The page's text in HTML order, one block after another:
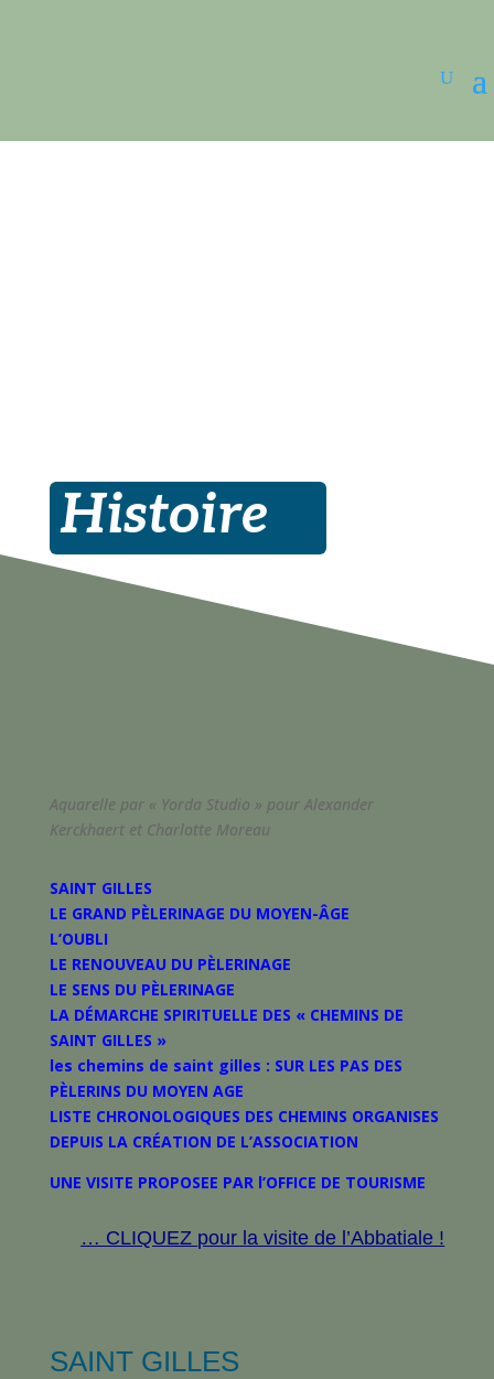
Histoire
Aquarelle par « Yorda Studio » pour Alexander
Kerckhaert et Charlotte Moreau
SAINT GILLES
LE GRAND PÈLERINAGE DU MOYEN-ÂGE
L’OUBLI
LE RENOUVEAU DU PÈLERINAGE
LE SENS DU PÈLERINAGE
LA DÉMARCHE SPIRITUELLE DES « CHEMINS DE
SAINT GILLES »
les chemins de saint gilles : SUR LES PAS DES
PÈLERINS DU MOYEN AGE
LISTE CHRONOLOGIQUES DES CHEMINS ORGANISES
DEPUIS LA CRÉATION DE L’ASSOCIATION
UNE VISITE PROPOSEE PAR l’OFFICE DE TOURISME
… CLIQUEZ pour la visite de l’Abbatiale !
SAINT GILLES